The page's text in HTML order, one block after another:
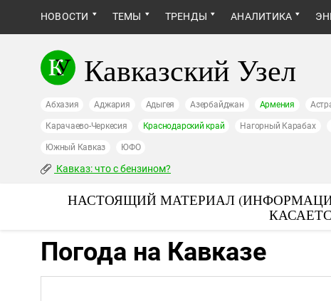
НОВОСТИ ТЕМЫ ТРЕНДЫ АНАЛИТИКА
Кавказский Узел
Абхазия Аджария Адыгея Азербайджан Армения
Карачаево-Черкесия Краснодарский край Нагорный Карабах
Южный Кавказ ЮФО
Кавказ: что с бензином?
НАСТОЯЩИЙ МАТЕРИАЛ
Погода на Кавказе